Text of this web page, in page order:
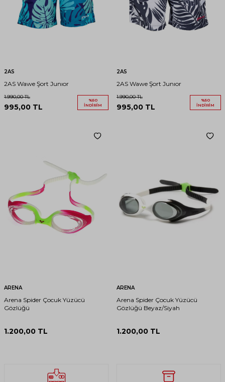
2AS
2AS Wawe Şort Junıor
1.990,00TL
995,00 TL
%50
İNDIRIM
2AS
2AS Wawe Şort Junıor
1.990,00TL
995,00 TL
%50
İNDIRIM
ARENA
Arena Spider Çocuk Yüzücü
Gözlüğü
1.200,00 TL
ARENA
Arena Spider Çocuk Yüzücü
Gözlüğü Beyaz/Siyah
1.200,00 TL